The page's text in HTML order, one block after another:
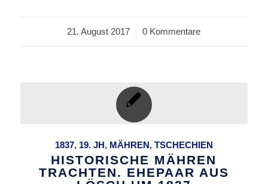
21. August 2017
/ 0 Kommentare
1837, 19. JH, MÄHREN, TSCHECHIEN
HISTORISCHE MÄHREN
TRACHTEN. EHEPAAR AUS